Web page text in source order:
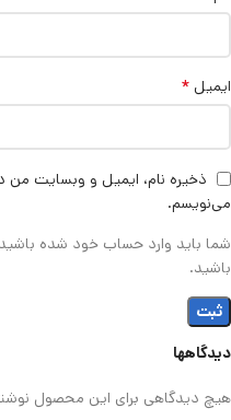
دیدگاهها
هیچ دیدگاهی برای این محصول
ایمیل *
ذخیره نام، ایمیل و وبسایت من
می‌نویسم.
شما باید وارد حساب خود شده باشید
باشید.